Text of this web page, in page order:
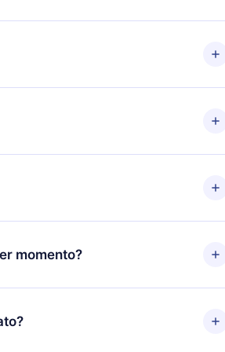
nossa biblioteca. Se por algum
entrar em contato com nossa
dias após a compra e solicitar o
período de cobrança. Por
para anual, após confirmar a
aplicado e cobrado após o aniversário
a toda nossa biblioteca de 2500+
português) que você pode ler ou
disponível para iOS, Android e
momento?
12min, você pode cancelar a
não ocorrerá.